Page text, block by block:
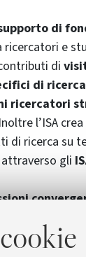
di
ricercatori e
di
di
ricercatori
l’ISA
di ricerca su
attraverso gli
anche